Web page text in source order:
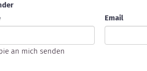
Email
an mich senden